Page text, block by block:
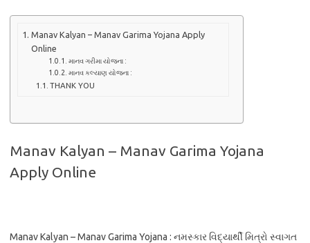
Manav Kalyan – Manav Garima Yojana Apply
Online
માનવ ગરીમા યોજના :
માનવ કલ્યાણ યોજના :
THANK YOU
Manav Kalyan – Manav Garima Yojana
Apply Online
Manav Kalyan – Manav Garima Yojana : નમસ્કાર વિદ્યાર્થી મિત્રો સ્વાગત